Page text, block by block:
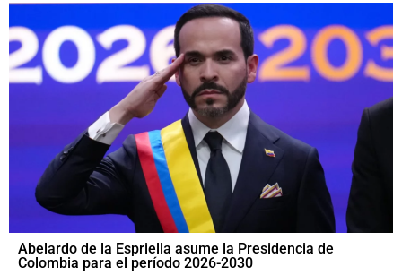
Abelardo de la Espriella asume la Presidencia de
Colombia para el período 2026-2030